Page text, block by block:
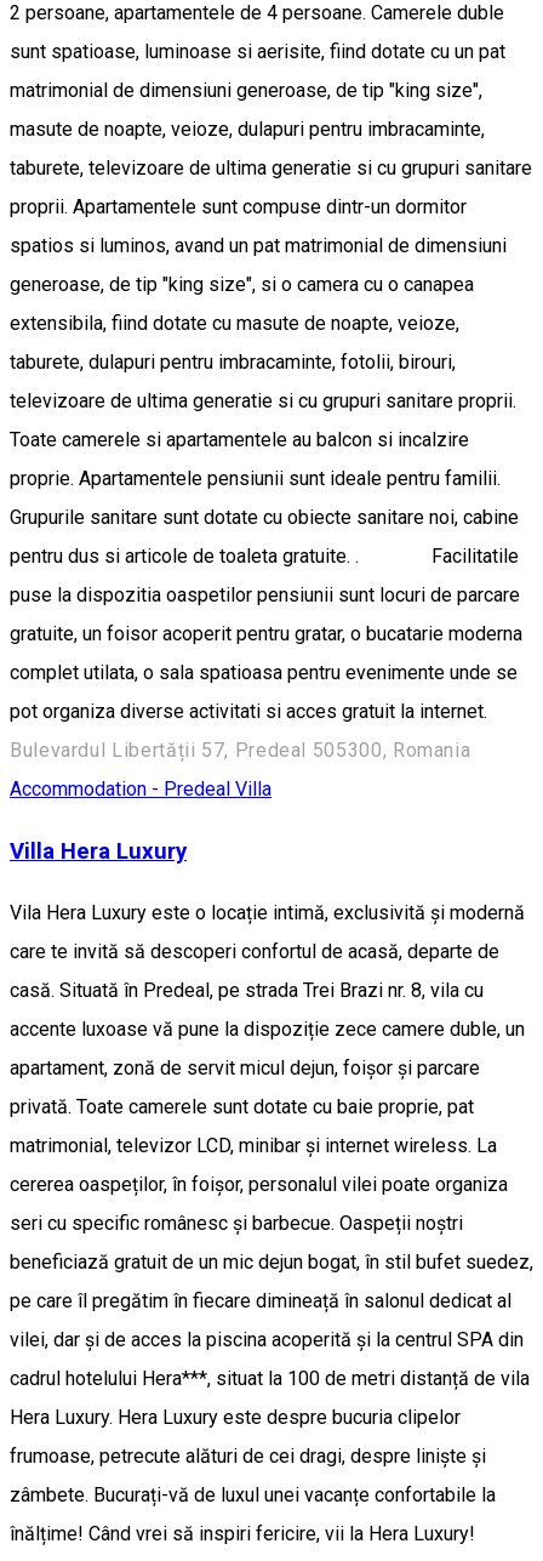
2 persoane, apartamentele de 4 persoane. Camerele duble
sunt spatioase, luminoase si aerisite, fiind dotate cu un pat
matrimonial de dimensiuni generoase, de tip "king size",
masute de noapte, veioze, dulapuri pentru imbracaminte,
taburete, televizoare de ultima generatie si cu grupuri sanitare
proprii. Apartamentele sunt compuse dintr-un dormitor
spatios si luminos, avand un pat matrimonial de dimensiuni
generoase, de tip "king size", si o camera cu o canapea
extensibila, fiind dotate cu masute de noapte, veioze,
taburete, dulapuri pentru imbracaminte, fotolii, birouri,
televizoare de ultima generatie si cu grupuri sanitare proprii.
Toate camerele si apartamentele au balcon si incalzire
proprie. Apartamentele pensiunii sunt ideale pentru familii.
Grupurile sanitare sunt dotate cu obiecte sanitare noi, cabine
pentru dus si articole de toaleta gratuite. . Facilitatile
puse la dispozitia oaspetilor pensiunii sunt locuri de parcare
gratuite, un foisor acoperit pentru gratar, o bucatarie moderna
complet utilata, o sala spatioasa pentru evenimente unde se
pot organiza diverse activitati si acces gratuit la internet.
Bulevardul Libertății 57, Predeal 505300, Romania
Accommodation - Predeal Villa
Villa Hera Luxury
Vila Hera Luxury este o locație intimă, exclusivită și modernă
care te invită să descoperi confortul de acasă, departe de
casă. Situată în Predeal, pe strada Trei Brazi nr. 8, vila cu
accente luxoase vă pune la dispoziție zece camere duble, un
apartament, zonă de servit micul dejun, foișor și parcare
privată. Toate camerele sunt dotate cu baie proprie, pat
matrimonial, televizor LCD, minibar și internet wireless. La
cererea oaspeților, în foișor, personalul vilei poate organiza
seri cu specific românesc și barbecue. Oaspeții noștri
beneficiază gratuit de un mic dejun bogat, în stil bufet suedez,
pe care îl pregătim în fiecare dimineață în salonul dedicat al
vilei, dar și de acces la piscina acoperită și la centrul SPA din
cadrul hotelului Hera***, situat la 100 de metri distanță de vila
Hera Luxury. Hera Luxury este despre bucuria clipelor
frumoase, petrecute alături de cei dragi, despre liniște și
zâmbete. Bucurați-vă de luxul unei vacanțe confortabile la
înălțime! Când vrei să inspiri fericire, vii la Hera Luxury!